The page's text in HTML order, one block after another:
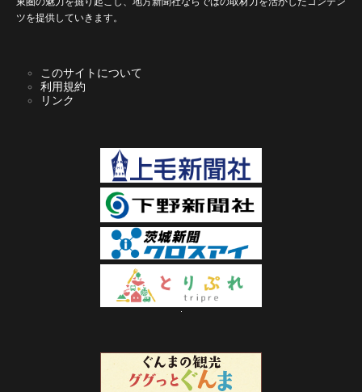
ツを提供していきます。
このサイトについて
利用規約
リンク